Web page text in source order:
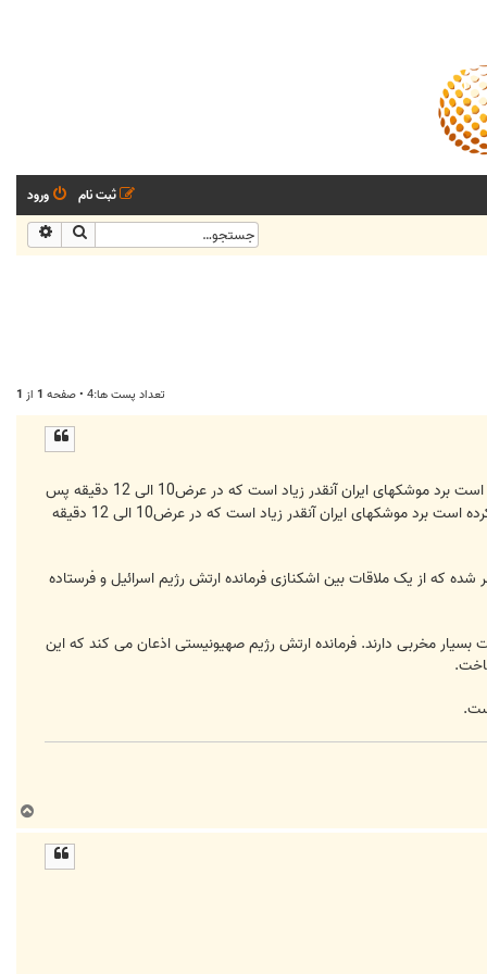
ورود
ثبت نام
جستجو
تعداد پست ها:4 • صفحه 1 از 1
ارتش رژیم اسرائیل اذعان کرده است برد موشکهای ایران آنقدر زیاد است که در عرض10 الی 12 دقیقه پس
فرمانده ارتش رژیم اسرائیل اذعان کرده است برد موشکهای ایران آنقدر زیاد است که در عرض10 الی 12 دقیقه
که از یک ملاقات بین اشکنازی فرمانده ارتش رژیم اسرائیل و فرستاده
بسیار مخربی دارند. فرمانده ارتش رژیم صهیونیستی اذعان می کند که این
ا